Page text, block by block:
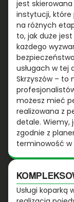
jest
instytucji, które
na różnych
to, jak duże
każdego
usługach w tej
Skrzyszów – to
możesz mieć
realizowana z
detale. Wiemy,
zgodnie z
terminowość w
Usługi koparką